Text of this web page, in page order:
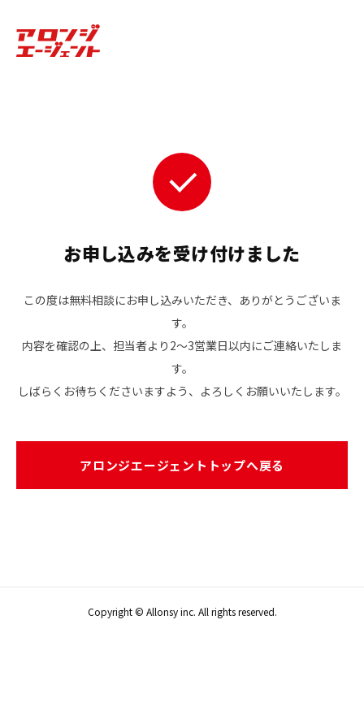
お申し込みを受け付けました
この度は無料相談にお申し込みいただき、ありがとうございま
す。
内容を確認の上、担当者より2〜3営業日以内にご連絡いたしま
す。
しばらくお待ちくださいますよう、よろしくお願いいたします。
アロンジエージェントトップへ戻る
Copyright © Allonsy inc. All rights reserved.